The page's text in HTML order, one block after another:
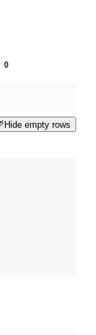
0
Hide empty rows